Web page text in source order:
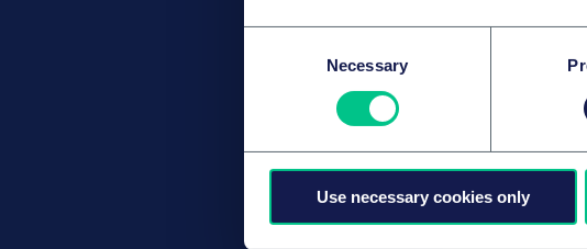
Necessary
Use necessary cookies only
21. Juli
Dr.